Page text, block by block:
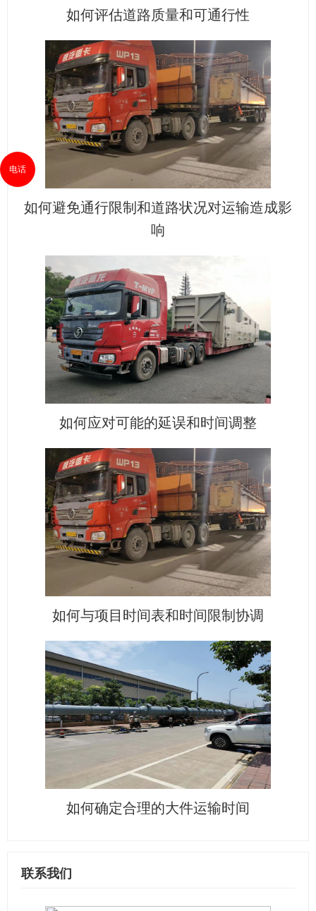
如何评估道路质量和可通行性
如何避免通行限制和道路状况对运输造成影
响
如何应对可能的延误和时间调整
如何与项目时间表和时间限制协调
如何确定合理的大件运输时间
联系我们
电话